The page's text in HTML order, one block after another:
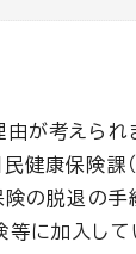
が考えられ
民健康保険
険の脱退の
等に加入し